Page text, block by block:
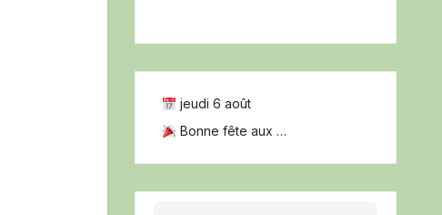
jeudi 6 août
Bonne fête aux …